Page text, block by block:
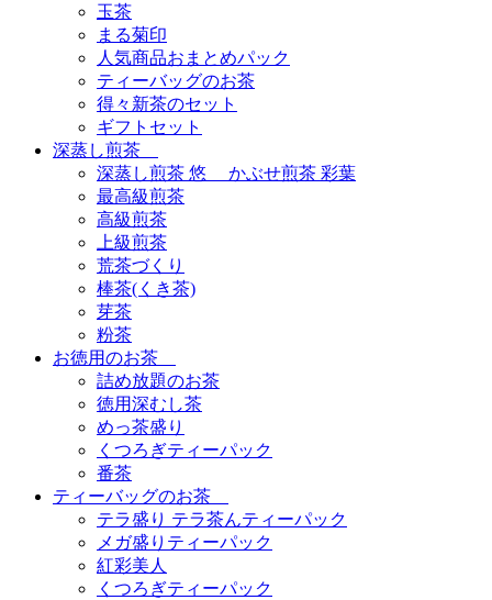
玉茶
まる菊印
人気商品おまとめパック
ティーバッグのお茶
得々新茶のセット
ギフトセット
深蒸し煎茶
深蒸し煎茶 悠 かぶせ煎茶 彩葉
最高級煎茶
高級煎茶
上級煎茶
荒茶づくり
棒茶(くき茶)
芽茶
粉茶
お徳用のお茶
詰め放題のお茶
徳用深むし茶
めっ茶盛り
くつろぎティーパック
番茶
ティーバッグのお茶
テラ盛り テラ茶んティーパック
メガ盛りティーパック
紅彩美人
くつろぎティーパック